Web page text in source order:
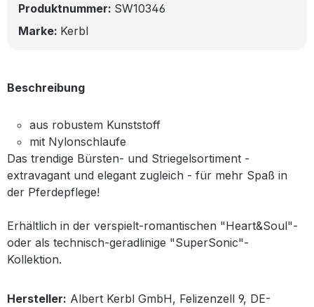
Produktnummer: SW10346
Marke: Kerbl
Beschreibung
aus robustem Kunststoff
mit Nylonschlaufe
Das trendige Bürsten- und Striegelsortiment -
extravagant und elegant zugleich - für mehr Spaß in
der Pferdepflege!
Erhältlich in der verspielt-romantischen "Heart&Soul"-
oder als technisch-geradlinige "SuperSonic"-
Kollektion.
Hersteller: Albert Kerbl GmbH, Felizenzell 9, DE-